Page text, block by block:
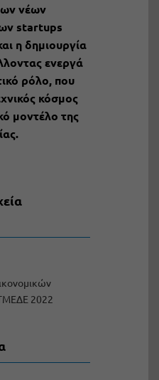
νέων
startups
η δημιουργία
ενεργά
ρόλο, που
κόσμος
μοντέλο της
2022